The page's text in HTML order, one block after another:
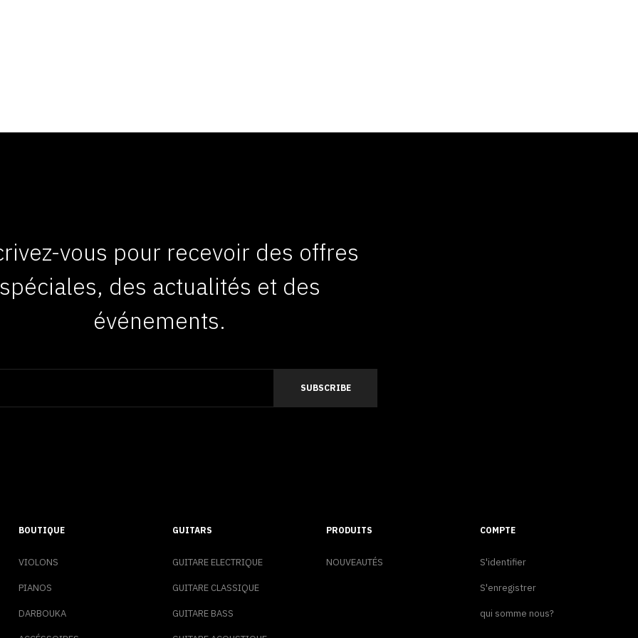
vous pour recevoir des offres
des actualités et des
événements.
BOUTIQUE
VIOLONS
PIANOS
DARBOUKA
GUITARS
GUITARE ELECTRIQUE
GUITARE CLASSIQUE
GUITARE BASS
PRODUITS
NOUVEAUTÉS
COMPTE
S'identifier
S'enregistrer
qui somme nous?